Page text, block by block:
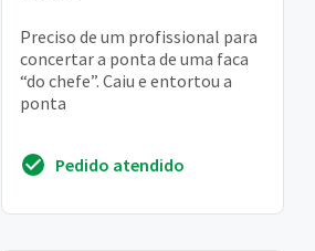
Preciso de um profissional para
concertar a ponta de uma faca
“do chefe”. Caiu e entortou a
ponta
Pedido atendido